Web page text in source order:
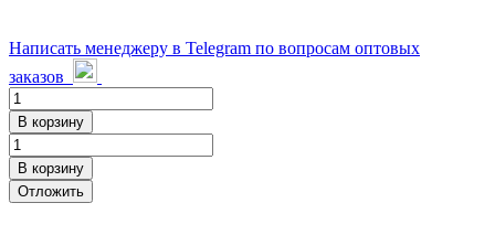
Написать менеджеру в Telegram по вопросам оптовых
заказов
В корзину
В корзину
Отложить